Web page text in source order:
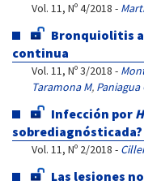
Vol. 11, Nº 4/2018 -
Bronquiolitis
continua
Vol. 11, Nº 3/2018 -
Taramona M, Paniagua
Infección por
sobrediagnósticada?
Vol. 11, Nº 2/2018 -
Las lesiones